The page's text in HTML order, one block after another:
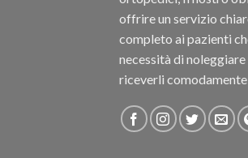
offrire un servizio
completo ai pazienti
necessità di noleggiare
riceverli comodamente